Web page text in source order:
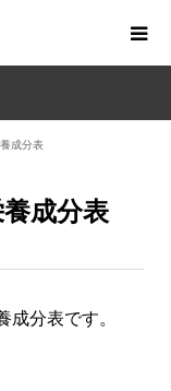
成分表
成分表
分表です。